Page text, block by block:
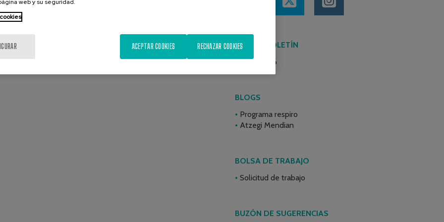
ÚLTIMO BOLETÍN
Junio 2026
BLOGS
Programa respiro
Atzegi Mendian
BOLSA DE TRABAJO
Solicitud de trabajo
BUZÓN DE SUGERENCIAS
web y su seguridad.
RECHAZAR COOKIES
ACEPTAR COOKIES